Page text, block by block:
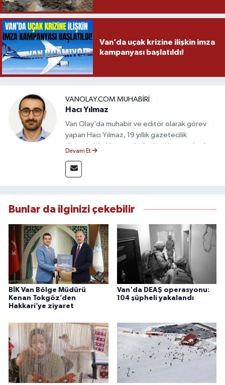
Van’da uçak krizine ilişkin imza
kampanyası başlatıldı!
VANOLAY.COM MUHABIRI
Hacı Yılmaz
Van Olay’da muhabir ve editör olarak görev
yapan Hacı Yılmaz, 19 yıllık gazetecilik
deneyimiyle Van yerel gündemi başta olmak
takip etmektedir. Editoryal sürece katkı sunan
Yılmaz, tarafsızlık, doğruluk ve etik ilkeler
bilgilendirmektedir.
Devam Et
Bunlar da ilginizi çekebilir
BİK Van Bölge Müdürü
Kenan Tokgöz’den
Hakkari’ye ziyaret
Van'da DEAŞ operasyonu:
104 şüpheli yakalandı